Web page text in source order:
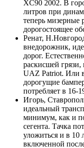
XC90 2002. В
литров при
теперь мизерные
дорогостоящее
Ренат,
внедорожник,
дорог.
раскисшей
UAZ Patriot. Или в
дорогущие
потребляет в 16-
Игорь,
идеальный
минимум, как и
сегента. Тачка
уложиться и в 10
включенной